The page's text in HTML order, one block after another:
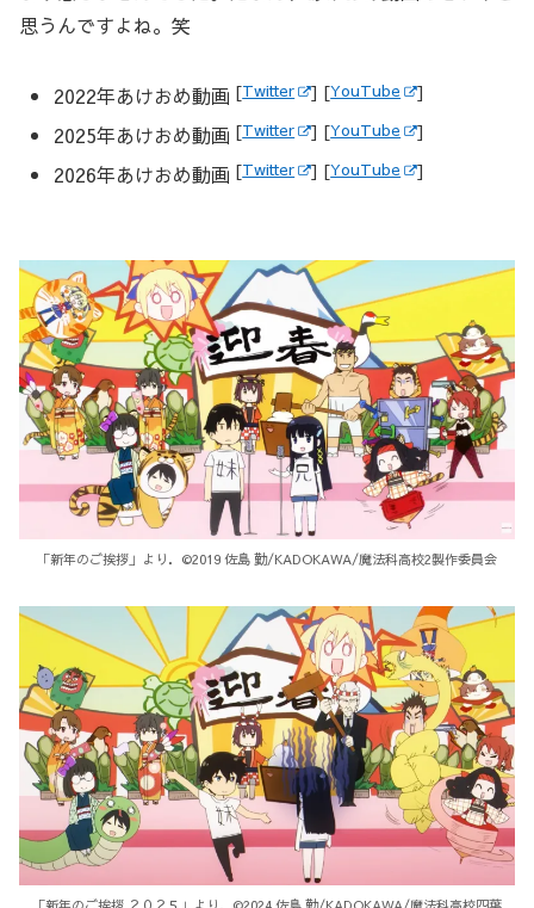
思うんですよね。笑
2022年あけおめ動画 [Twitter ] [YouTube ]
2025年あけおめ動画 [Twitter ] [YouTube ]
2026年あけおめ動画 [Twitter ] [YouTube ]
「新年のご挨拶」より．©2019 佐島 勤/KADOKAWA/魔法科高校2製作委員会